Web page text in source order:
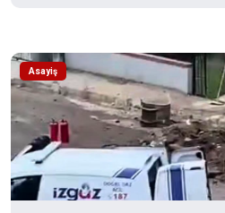
Asayiş